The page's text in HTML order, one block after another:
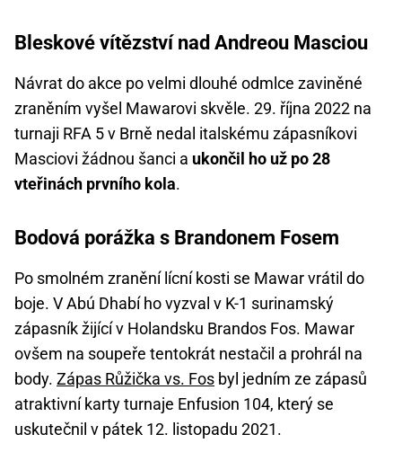
Bleskové vítězství nad Andreou Masciou
Návrat do akce po velmi dlouhé odmlce zaviněné
zraněním vyšel Mawarovi skvěle. 29. října 2022 na
turnaji RFA 5 v Brně nedal italskému zápasníkovi
Masciovi žádnou šanci a ukončil ho už po 28
vteřinách prvního kola.
Bodová porážka s Brandonem Fosem
Po smolném zranění lícní kosti se Mawar vrátil do
boje. V Abú Dhabí ho vyzval v K-1 surinamský
zápasník žijící v Holandsku Brandos Fos. Mawar
ovšem na soupeře tentokrát nestačil a prohrál na
body. Zápas Růžička vs. Fos byl jedním ze zápasů
atraktivní karty turnaje Enfusion 104, který se
uskutečnil v pátek 12. listopadu 2021.